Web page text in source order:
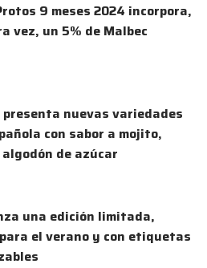
9 meses 2024 incorpora,
vez, un 5% de Malbec
nuevas variedades
con sabor a mojito,
de azúcar
una edición limitada,
el verano y con etiquetas